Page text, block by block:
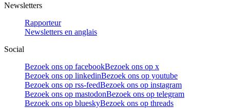
Newsletters
Rapporteur
Newsletters en anglais
Social
Bezoek ons op facebookBezoek ons op x
Bezoek ons op linkedinBezoek ons op youtube
Bezoek ons op rss-feedBezoek ons op instagram
Bezoek ons op mastodonBezoek ons op telegram
Bezoek ons op blueskyBezoek ons op threads